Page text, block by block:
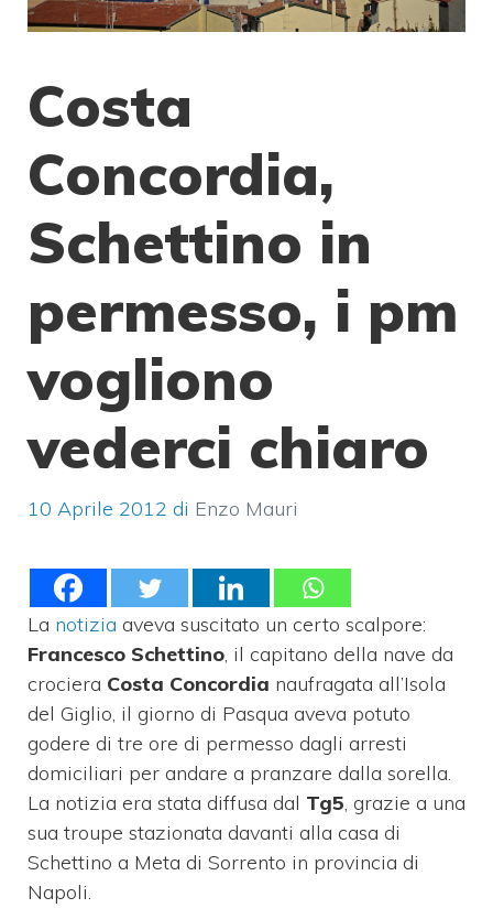
Costa
Concordia,
Schettino in
permesso, i pm
vogliono
vederci chiaro
10 Aprile 2012 di Enzo Mauri
La notizia aveva suscitato un certo scalpore:
Francesco Schettino, il capitano della nave da
crociera Costa Concordia naufragata all’Isola
del Giglio, il giorno di Pasqua aveva potuto
godere di tre ore di permesso dagli arresti
domiciliari per andare a pranzare dalla sorella.
La notizia era stata diffusa dal Tg5, grazie a una
sua troupe stazionata davanti alla casa di
Schettino a Meta di Sorrento in provincia di
Napoli.